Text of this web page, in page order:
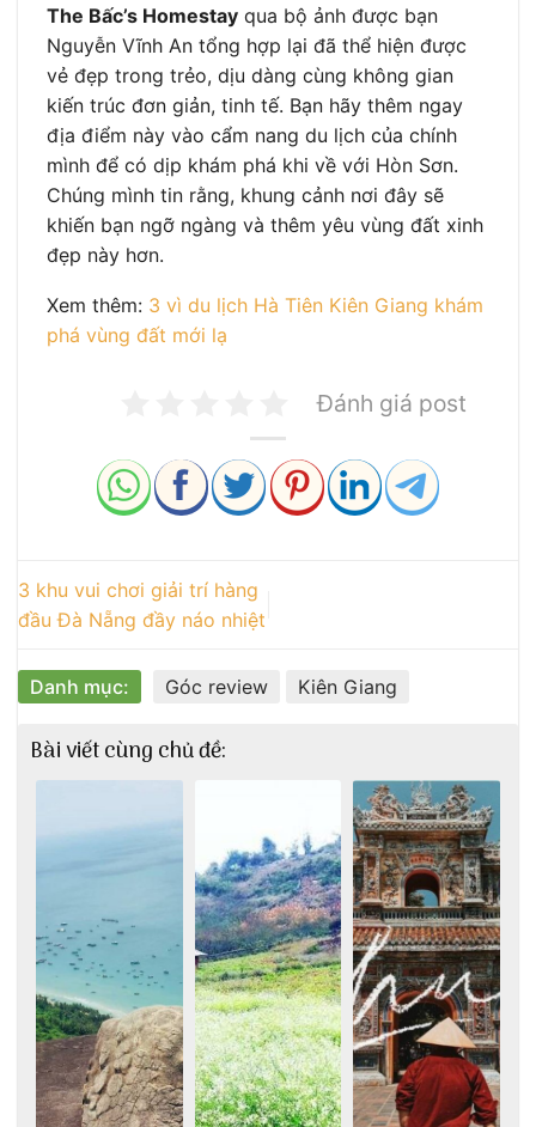
The Bấc’s Homestay qua bộ ảnh được bạn
Nguyễn Vĩnh An tổng hợp lại đã thể hiện được
vẻ đẹp trong trẻo, dịu dàng cùng không gian
kiến trúc đơn giản, tinh tế. Bạn hãy thêm ngay
địa điểm này vào cẩm nang du lịch của chính
mình để có dịp khám phá khi về với Hòn Sơn.
Chúng mình tin rằng, khung cảnh nơi đây sẽ
khiến bạn ngỡ ngàng và thêm yêu vùng đất xinh
đẹp này hơn.
Xem thêm: 3 vì du lịch Hà Tiên Kiên Giang khám
phá vùng đất mới lạ
Đánh giá post
3 khu vui chơi giải trí hàng
đầu Đà Nẵng đầy náo nhiệt
Danh mục: Góc review Kiên Giang
Bài viết cùng chủ đề: